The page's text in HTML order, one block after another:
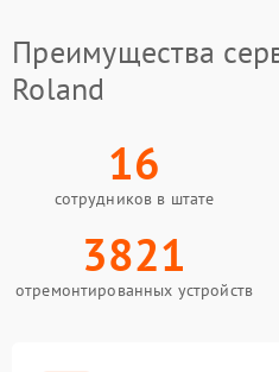
Преимущества
Roland
16
сотрудников в штате
3821
отремонтированных устройств